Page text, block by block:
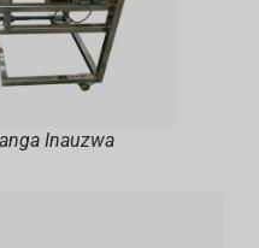
Inauzwa